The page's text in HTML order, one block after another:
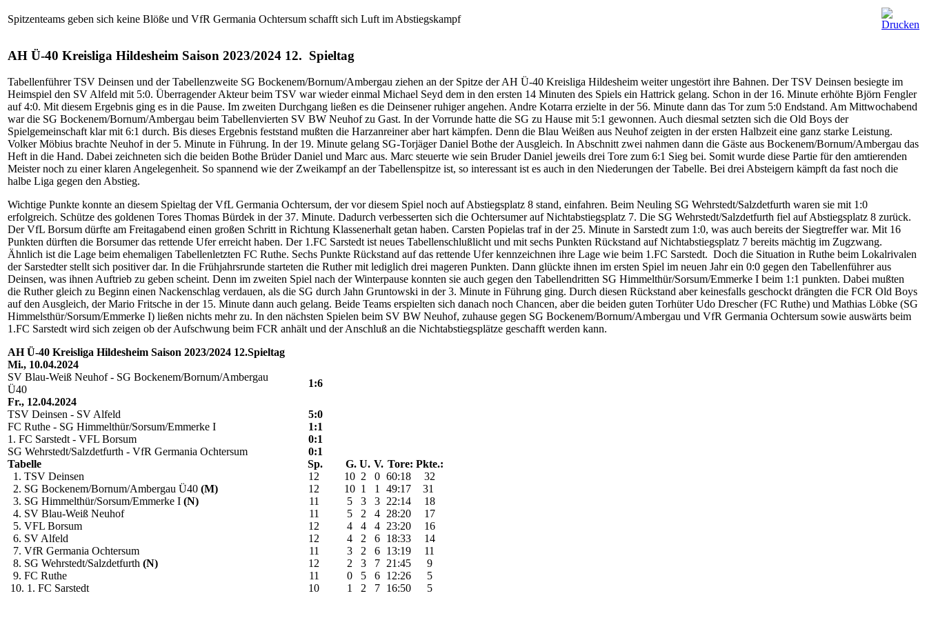
Spitzenteams geben sich keine Blöße und VfR Germania Ochtersum schafft sich Luft im Abstiegskampf
AH Ü-40 Kreisliga Hildesheim Saison 2023/2024 12. Spieltag
Tabellenführer TSV Deinsen und der Tabellenzweite SG Bockenem/Bornum/Ambergau ziehen an der Spitze der AH Ü-40 Kreisliga Hildesheim weiter ungestört ihre Bahnen. Der TSV Deinsen besiegte im
Heimspiel den SV Alfeld mit 5:0. Überragender Akteur beim TSV war wieder einmal Michael Seyd dem in den ersten 14 Minuten des Spiels ein Hattrick gelang. Schon in der 16. Minute erhöhte Björn Fengler
auf 4:0. Mit diesem Ergebnis ging es in die Pause. Im zweiten Durchgang ließen es die Deinsener ruhiger angehen. Andre Kotarra erzielte in der 56. Minute dann das Tor zum 5:0 Endstand. Am Mittwochabend
war die SG Bockenem/Bornum/Ambergau beim Tabellenvierten SV BW Neuhof zu Gast. In der Vorrunde hatte die SG zu Hause mit 5:1 gewonnen. Auch diesmal setzten sich die Old Boys der
Spielgemeinschaft klar mit 6:1 durch. Bis dieses Ergebnis feststand mußten die Harzanreiner aber hart kämpfen. Denn die Blau Weißen aus Neuhof zeigten in der ersten Halbzeit eine ganz starke Leistung.
Volker Möbius brachte Neuhof in der 5. Minute in Führung. In der 19. Minute gelang SG-Torjäger Daniel Bothe der Ausgleich. In Abschnitt zwei nahmen dann die Gäste aus Bockenem/Bornum/Ambergau das
Heft in die Hand. Dabei zeichneten sich die beiden Bothe Brüder Daniel und Marc aus. Marc steuerte wie sein Bruder Daniel jeweils drei Tore zum 6:1 Sieg bei. Somit wurde diese Partie für den amtierenden
Meister noch zu einer klaren Angelegenheit. So spannend wie der Zweikampf an der Tabellenspitze ist, so interessant ist es auch in den Niederungen der Tabelle. Bei drei Absteigern kämpft da fast noch die
halbe Liga gegen den Abstieg.
Wichtige Punkte konnte an diesem Spieltag der VfL Germania Ochtersum, der vor diesem Spiel noch auf Abstiegsplatz 8 stand, einfahren. Beim Neuling SG Wehrstedt/Salzdetfurth waren sie mit 1:0
erfolgreich. Schütze des goldenen Tores Thomas Bürdek in der 37. Minute. Dadurch verbesserten sich die Ochtersumer auf Nichtabstiegsplatz 7. Die SG Wehrstedt/Salzdetfurth fiel auf Abstiegsplatz 8 zurück.
Der VfL Borsum dürfte am Freitagabend einen großen Schritt in Richtung Klassenerhalt getan haben. Carsten Popielas traf in der 25. Minute in Sarstedt zum 1:0, was auch bereits der Siegtreffer war. Mit 16
Punkten dürften die Borsumer das rettende Ufer erreicht haben. Der 1.FC Sarstedt ist neues Tabellenschlußlicht und mit sechs Punkten Rückstand auf Nichtabstiegsplatz 7 bereits mächtig im Zugzwang.
Ähnlich ist die Lage beim ehemaligen Tabellenletzten FC Ruthe. Sechs Punkte Rückstand auf das rettende Ufer kennzeichnen ihre Lage wie beim 1.FC Sarstedt. Doch die Situation in Ruthe beim Lokalrivalen
der Sarstedter stellt sich positiver dar. In die Frühjahrsrunde starteten die Ruther mit lediglich drei mageren Punkten. Dann glückte ihnen im ersten Spiel im neuen Jahr ein 0:0 gegen den Tabellenführer aus
Deinsen, was ihnen Auftrieb zu geben scheint. Denn im zweiten Spiel nach der Winterpause konnten sie auch gegen den Tabellendritten SG Himmelthür/Sorsum/Emmerke I beim 1:1 punkten. Dabei mußten
die Ruther gleich zu Beginn einen Nackenschlag verdauen, als die SG durch Jahn Gruntowski in der 3. Minute in Führung ging. Durch diesen Rückstand aber keinesfalls geschockt drängten die FCR Old Boys
auf den Ausgleich, der Mario Fritsche in der 15. Minute dann auch gelang. Beide Teams erspielten sich danach noch Chancen, aber die beiden guten Torhüter Udo Drescher (FC Ruthe) und Mathias Löbke (SG
Himmelsthür/Sorsum/Emmerke I) ließen nichts mehr zu. In den nächsten Spielen beim SV BW Neuhof, zuhause gegen SG Bockenem/Bornum/Ambergau und VfR Germania Ochtersum sowie auswärts beim
1.FC Sarstedt wird sich zeigen ob der Aufschwung beim FCR anhält und der Anschluß an die Nichtabstiegsplätze geschafft werden kann.
AH Ü-40 Kreisliga Hildesheim Saison 2023/2024 12.Spieltag
Mi., 10.04.2024
SV Blau-Weiß Neuhof - SG Bockenem/Bornum/Ambergau
Ü40
1:6
Fr., 12.04.2024
TSV Deinsen - SV Alfeld
5:0
FC Ruthe - SG Himmelthür/Sorsum/Emmerke I
1:1
1. FC Sarstedt - VFL Borsum
0:1
SG Wehrstedt/Salzdetfurth - VfR Germania Ochtersum
0:1
Tabelle
Sp. G. U. V. Tore: Pkte.:
1. TSV Deinsen
12 10 2 0 60:18
32
2. SG Bockenem/Bornum/Ambergau Ü40 (M) 12 10 1 1 49:17
31
3. SG Himmelthür/Sorsum/Emmerke I (N) 11 5 3 3 22:14
18
4. SV Blau-Weiß Neuhof
11 5 2 4 28:20
17
5. VFL Borsum
12 4 4 4 23:20
16
6. SV Alfeld
12 4 2 6 18:33
14
7. VfR Germania Ochtersum
11 3 2 6 13:19
11
8. SG Wehrstedt/Salzdetfurth (N) 12 2 3 7 21:45
9
9. FC Ruthe
11 0 5 6 12:26
5
10. 1. FC Sarstedt
10 1 2 7 16:50 5